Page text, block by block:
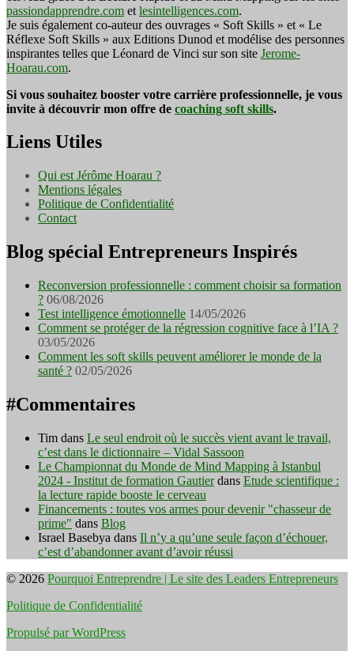
passiondapprendre.com et lesintelligences.com.
Je suis également co-auteur des ouvrages « Soft Skills » et « Le
Réflexe Soft Skills » aux Editions Dunod et modélise des personnes
inspirantes telles que Léonard de Vinci sur son site Jerome-
Hoarau.com.
Si vous souhaitez booster votre carrière professionnelle, je vous
invite à découvrir mon offre de coaching soft skills.
Liens Utiles
Qui est Jérôme Hoarau ?
Mentions légales
Politique de Confidentialité
Contact
Blog spécial Entrepreneurs Inspirés
Reconversion professionnelle : comment choisir sa formation
? 06/08/2026
Test intelligence émotionnelle 14/05/2026
Comment se protéger de la régression cognitive face à l’IA ?
03/05/2026
Comment les soft skills peuvent améliorer le monde de la
santé ? 02/05/2026
#Commentaires
Tim dans Le seul endroit où le succès vient avant le travail,
c’est dans le dictionnaire – Vidal Sassoon
Le Championnat du Monde de Mind Mapping à Istanbul
2024 - Institut de formation Gautierdans Etude scientifique :
la lecture rapide booste le cerveau
Financements : toutes vos armes pour devenir "chasseur de
prime" dans Blog
Israel Basebya dans Il n’y a qu’une seule façon d’échouer,
c’est d’abandonner avant d’avoir réussi
© 2026 Pourquoi Entreprendre | Le site des Leaders Entrepreneurs
Politique de Confidentialité
Propulsé par WordPress